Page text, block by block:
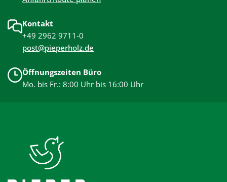
Kontakt
+49 2962 9711-0
post@pieperholz.de
Öffnungszeiten Büro
Mo. bis Fr.: 8:00 Uhr bis 16:00 Uhr